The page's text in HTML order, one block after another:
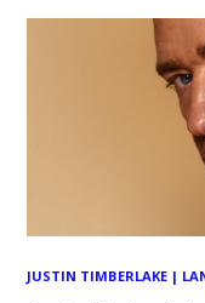
JUSTIN TIMBERLAKE |